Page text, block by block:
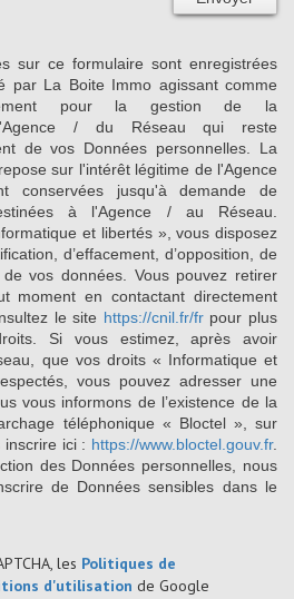
sur ce formulaire sont enregistrées
par La Boite Immo agissant comme
pour la gestion de la
l'Agence / du Réseau qui reste
de vos Données personnelles. La
sur l'intérêt légitime de l'Agence
conservées jusqu'à demande de
à l'Agence / au Réseau.
et libertés », vous disposez
d’effacement, d’opposition, de
vos données. Vous pouvez retirer
moment en contactant directement
le site https://cnil.fr/frpour plus
Si vous estimez, après avoir
que vos droits « Informatique et
vous pouvez adresser une
vous informons de l’existence de la
téléphonique « Bloctel », sur
inscrire ici : https://www.bloctel.gouv.fr.
des Données personnelles, nous
de Données sensibles dans le
les Politiques de
d'utilisation de Google